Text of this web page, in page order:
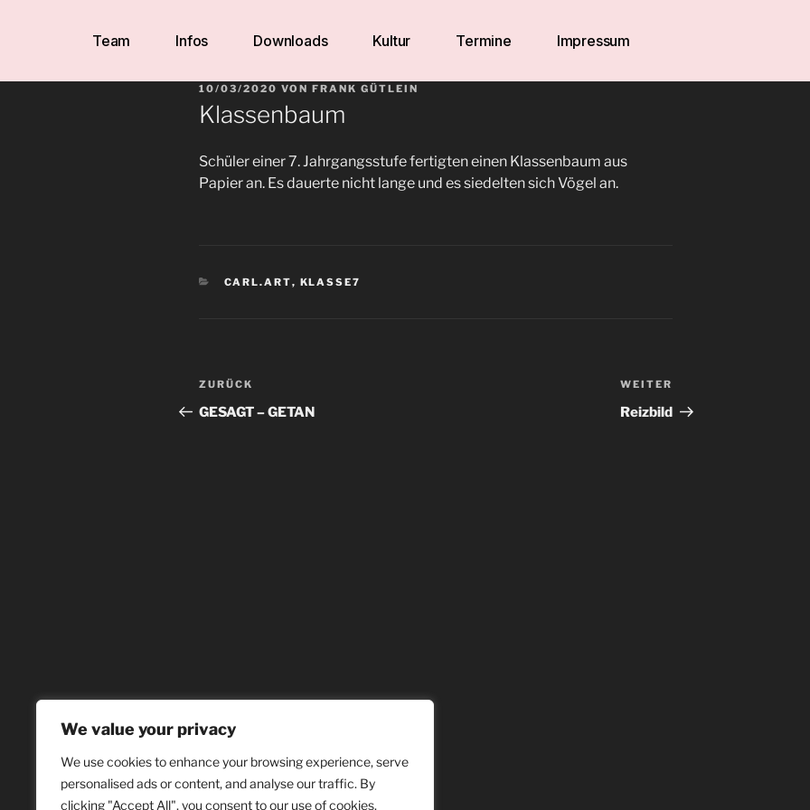
We value your privacy
We use cookies to enhance your browsing experience, serve
personalised ads or content, and analyse our traffic. By
clicking "Accept All", you consent to our use of cookies.
Team Infos Downloads Kultur Termine Impressum
10/03/2020 VON FRANK GÜTLEIN
Klassenbaum
Schüler einer 7. Jahrgangsstufe fertigten einen Klassenbaum aus
Papier an. Es dauerte nicht lange und es siedelten sich Vögel an.
CARL.ART, KLASSE7
ZURÜCK
GESAGT – GETAN
WEITER
Reizbild